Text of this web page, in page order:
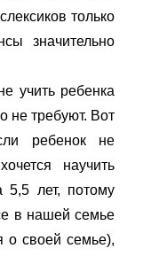
только
значительно
учить ребенка
не требуют. Вот
ребенок не
научить
5,5 лет, потому
в нашей семье
о своей семье),